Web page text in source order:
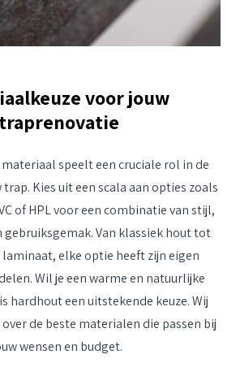
voor jouw
traprenovatie
materiaal speelt een cruciale rol in de
Kies uit een scala aan opties zoals
of HPL voor een combinatie van stijl,
gebruiksgemak. Van klassiek hout tot
laminaat, elke optie heeft zijn eigen
Wil je een warme en natuurlijke
hardhout een uitstekende keuze. Wij
de beste materialen die passen bij
wensen en budget.